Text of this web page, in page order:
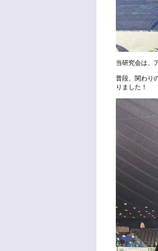
当研究会は、
普段、関わり
りました！